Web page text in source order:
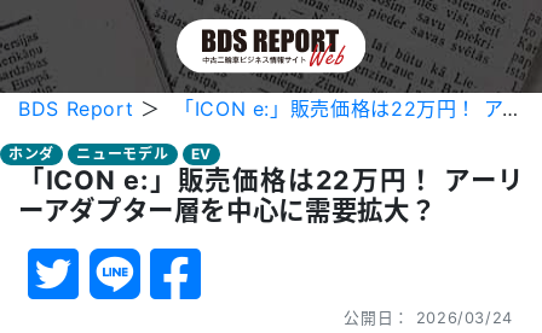
BDS Report ＞ 「ICON e:」販売価格は22万円！ アーリーアダプター層を中心に需要拡大？
ホンダ ニューモデル EV
「ICON e:」販売価格は22万円！ アーリ
ーアダプター層を中心に需要拡大？
公開日： 2026/03/24